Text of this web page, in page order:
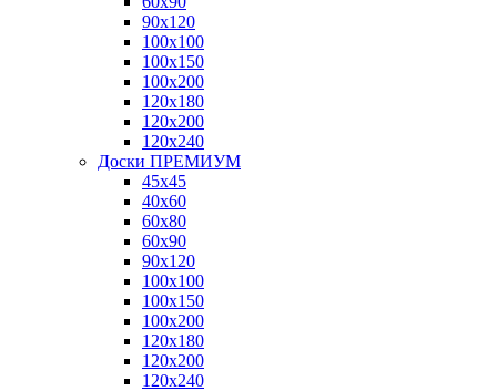
90x120
100x100
100x150
100x200
120x180
120x200
120x240
Доски ПРЕМИУМ
45x45
40x60
60x80
60x90
90x120
100x100
100x150
100x200
120x180
120x200
120x240